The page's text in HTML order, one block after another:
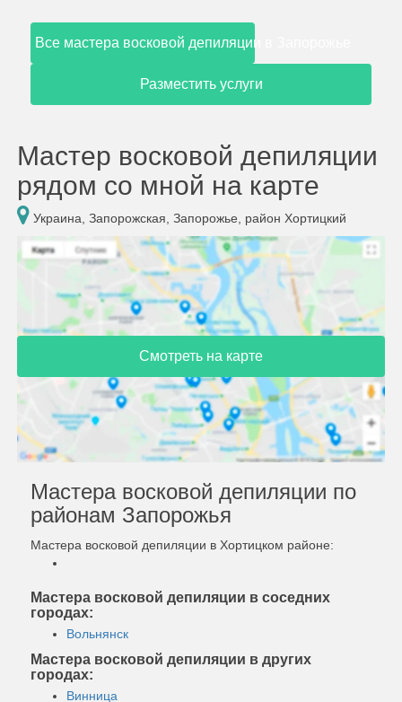
Все мастера восковой депиляции в Запорожье
Разместить услуги
Мастер восковой депиляции
рядом со мной на карте
Украина, Запорожская, Запорожье, район Хортицкий
Смотреть на карте
Мастера восковой депиляции по
районам Запорожья
Мастера восковой депиляции в Хортицком районе:
Мастера восковой депиляции в соседних
городах:
Вольнянск
Мастера восковой депиляции в других
городах:
Винница